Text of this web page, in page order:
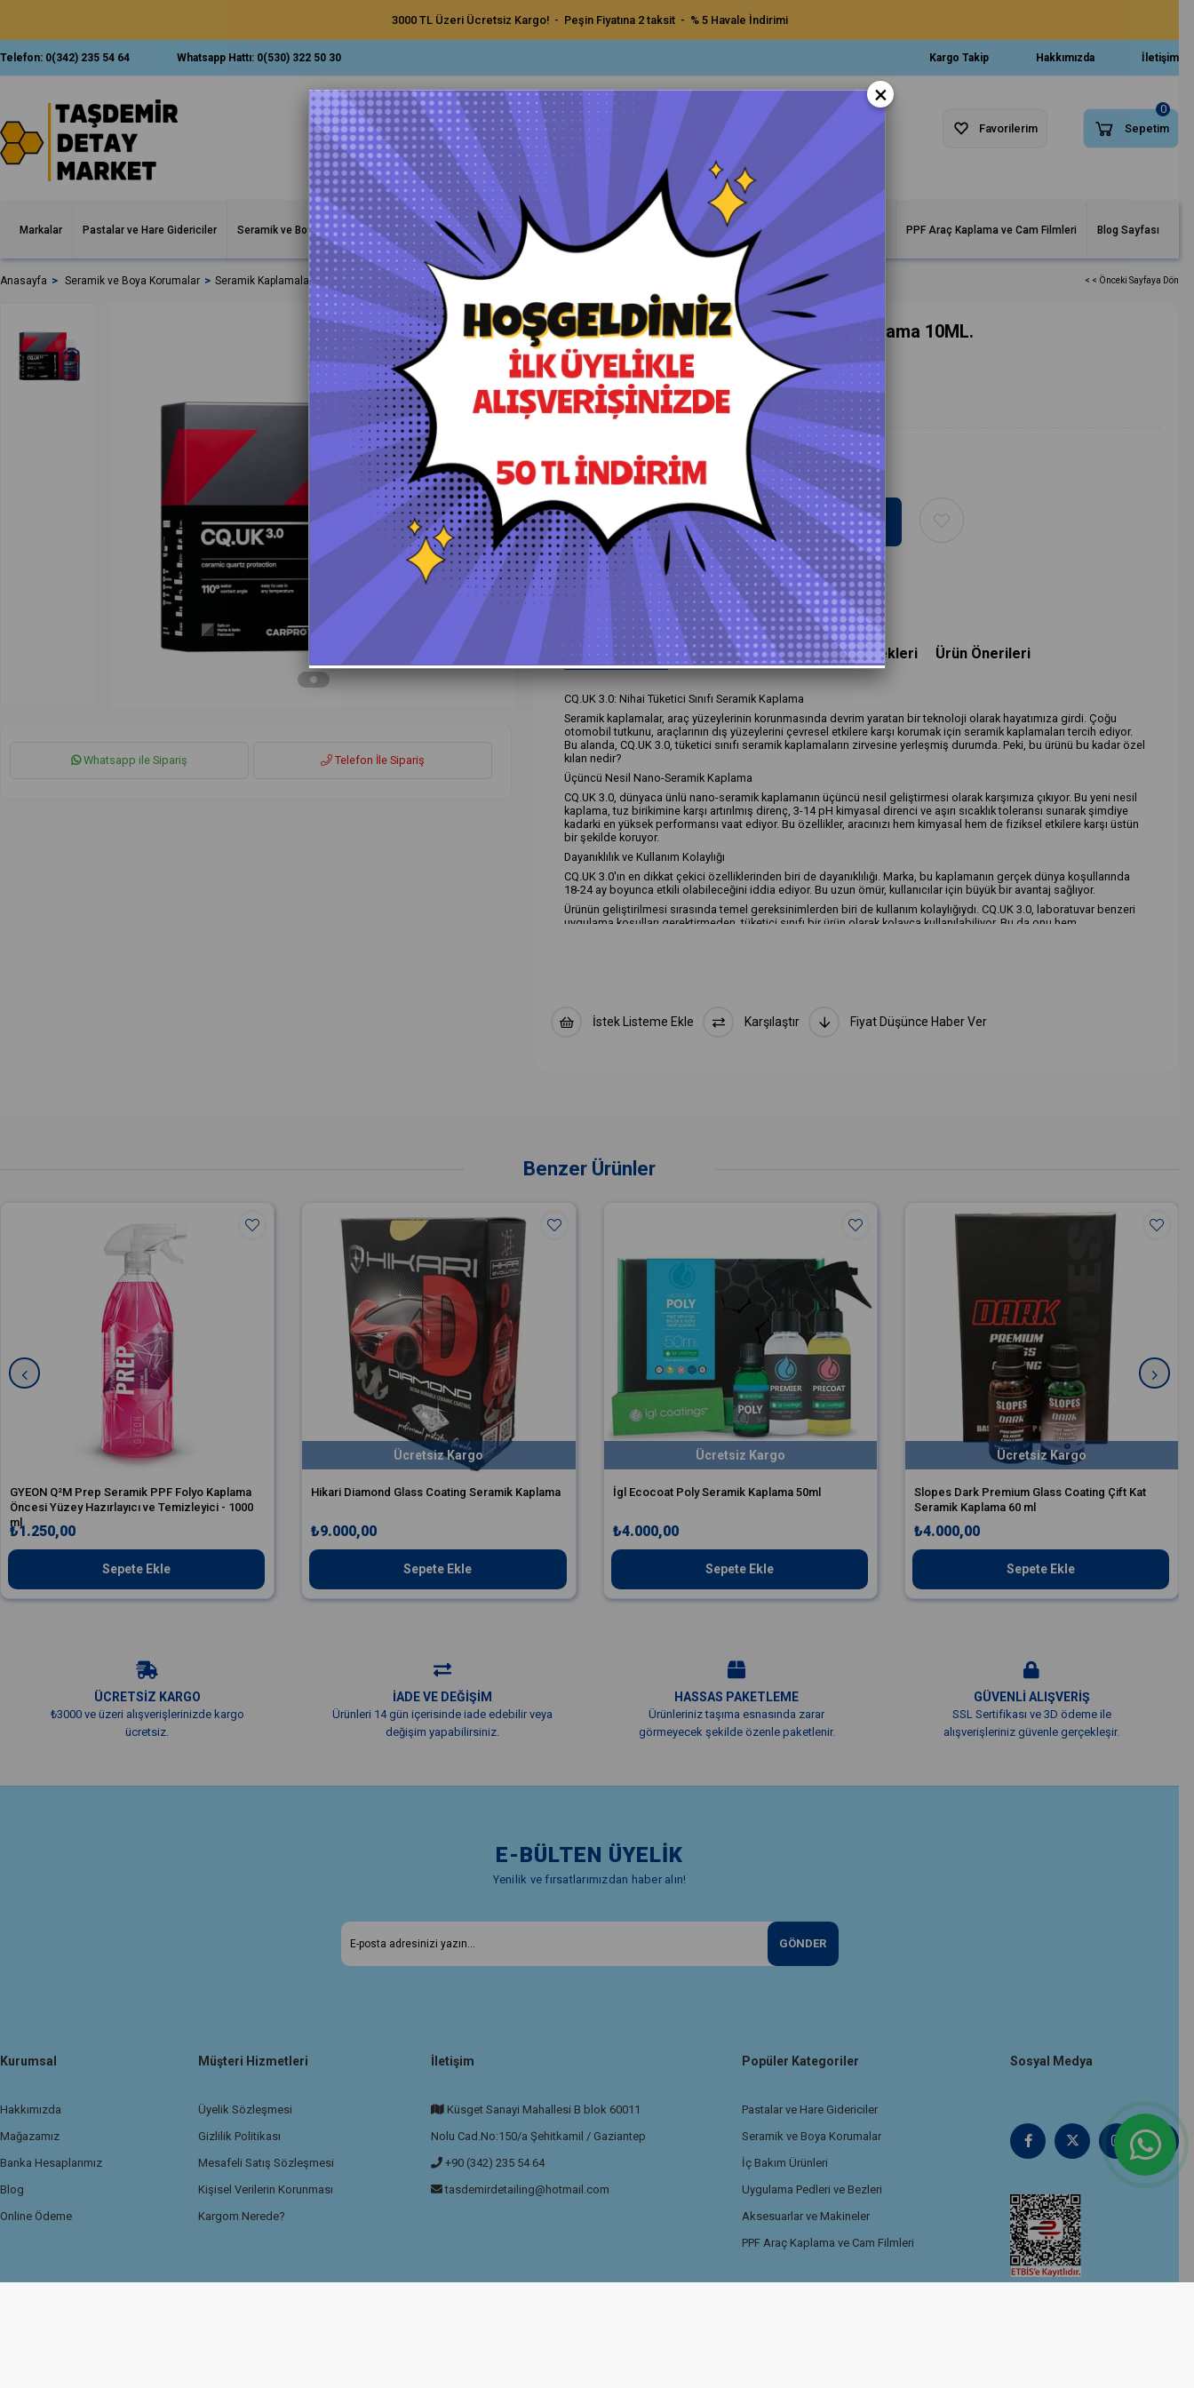
3000 TL Üzeri Ücretsiz Kargo! - Peşin Fiyatına 2 taksit - % 5 Havale İndirimi
Telefon: 0(342) 235 54 64 Whatsapp Hattı: 0(530) 322 50 30 Kargo Takip Hakkımızda İletişim
Sepetim
0
Favorilerim
Markalar Pastalar ve Hare Gidericiler Seramik ve Boya Korumalar İç Bakım Ürünleri Dış Bakım Ürünleri Uygulama Pedleri ve Bezler Aksesuarlar ve Makineler PPF Araç Kaplama ve Cam Filmleri Blog Sayfası
Anasayfa Seramik ve Boya Korumalar Seramik Kaplamalar CARPRO C.Quartz Cquk 3.0 Seramik Kaplama 10ML. < < Önceki Sayfaya Dön
Whatsapp ile Sipariş Telefon İle Sipariş
CARPRO C.Quartz Cquk 3.0 Seramik Kaplama 10ML.
Orijinal Ürün - Yetkili Satıcı - Hızlı Kargo
₺1.000,00
Havale ile Ödeme
₺950,00
Daha Fazla Seramik Kaplamalar
Ürün Özellikleri Yorumlar(0) Ödeme Seçenekleri Ürün Önerileri
CQ.UK 3.0: Nihai Tüketici Sınıfı Seramik Kaplama
Seramik kaplamalar, araç yüzeylerinin korunmasında devrim yaratan bir teknoloji olarak hayatımıza girdi. Çoğu
otomobil tutkunu, araçlarının dış yüzeylerini çevresel etkilere karşı korumak için seramik kaplamaları tercih ediyor.
Bu alanda, CQ.UK 3.0, tüketici sınıfı seramik kaplamaların zirvesine yerleşmiş durumda. Peki, bu ürünü bu kadar özel
kılan nedir?
Üçüncü Nesil Nano-Seramik Kaplama
CQ.UK 3.0, dünyaca ünlü nano-seramik kaplamanın üçüncü nesil geliştirmesi olarak karşımıza çıkıyor. Bu yeni nesil
kaplama, tuz birikimine karşı artırılmış direnç, 3-14 pH kimyasal direnci ve aşırı sıcaklık toleransı sunarak şimdiye
kadarki en yüksek performansı vaat ediyor. Bu özellikler, aracınızı hem kimyasal hem de fiziksel etkilere karşı üstün
bir şekilde koruyor.
Dayanıklılık ve Kullanım Kolaylığı
CQ.UK 3.0'ın en dikkat çekici özelliklerinden biri de dayanıklılığı. Marka, bu kaplamanın gerçek dünya koşullarında
18-24 ay boyunca etkili olabileceğini iddia ediyor. Bu uzun ömür, kullanıcılar için büyük bir avantaj sağlıyor.
Ürünün geliştirilmesi sırasında temel gereksinimlerden biri de kullanım kolaylığıydı. CQ.UK 3.0, laboratuvar benzeri
uygulama koşulları gerektirmeden, tüketici sınıfı bir ürün olarak kolayca kullanılabiliyor. Bu da onu hem
Klasik CQUARTZ UK Silme/Silme Uygulaması
İstek Listeme Ekle Karşılaştır Fiyat Düşünce Haber Ver
Benzer Ürünler
GYEON Q²M Prep Seramik PPF Folyo Kaplama
Öncesi Yüzey Hazırlayıcı ve Temizleyici - 1000
ml
₺1.250,00
Sepete Ekle
Hikari Diamond Glass Coating Seramik Kaplama
₺9.000,00
Sepete Ekle
Ücretsiz Kargo
İgl Ecocoat Poly Seramik Kaplama 50ml
₺4.000,00
Sepete Ekle
Ücretsiz Kargo
Slopes Dark Premium Glass Coating Çift Kat
Seramik Kaplama 60 ml
₺4.000,00
Sepete Ekle
Ücretsiz Kargo
ÜCRETSİZ KARGO
₺3000 ve üzeri alışverişlerinizde kargo
ücretsiz.
İADE VE DEĞİŞİM
Ürünleri 14 gün içerisinde iade edebilir veya
değişim yapabilirsiniz.
HASSAS PAKETLEME
Ürünleriniz taşıma esnasında zarar
görmeyecek şekilde özenle paketlenir.
GÜVENLİ ALIŞVERİŞ
SSL Sertifikası ve 3D ödeme ile
alışverişleriniz güvenle gerçekleşir.
E-BÜLTEN ÜYELİK
Yenilik ve fırsatlarımızdan haber alın!
GÖNDER
Kurumsal
Hakkımızda
Mağazamız
Banka Hesaplarımız
Blog
Online Ödeme
Müşteri Hizmetleri
Üyelik Sözleşmesi
Gizlilik Politikası
Mesafeli Satış Sözleşmesi
Kişisel Verilerin Korunması
Kargom Nerede?
İletişim
Küsget Sanayi Mahallesi B blok 60011
Nolu Cad.No:150/a Şehitkamil / Gaziantep
+90 (342) 235 54 64
tasdemirdetailing@hotmail.com
Popüler Kategoriler
Pastalar ve Hare Gidericiler
Seramik ve Boya Korumalar
İç Bakım Ürünleri
Uygulama Pedleri ve Bezleri
Aksesuarlar ve Makineler
PPF Araç Kaplama ve Cam Filmleri
Sosyal Medya
×